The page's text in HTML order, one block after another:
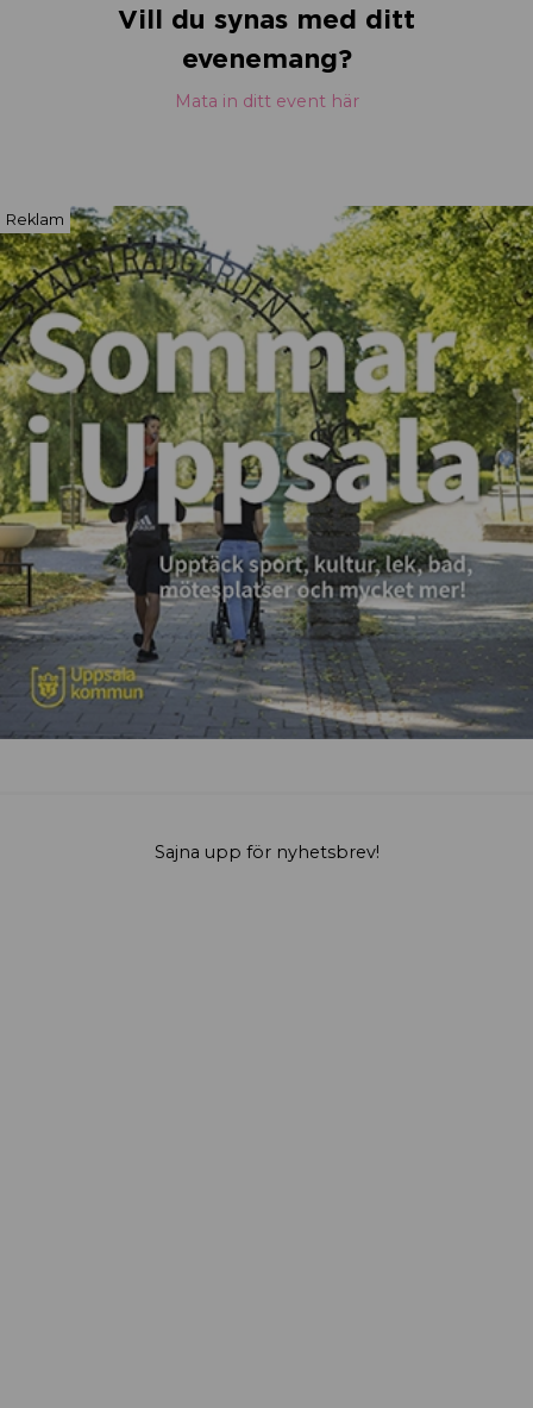
Vill du synas med ditt
evenemang?
Mata in ditt event här
Reklam
Sajna upp för nyhetsbrev!